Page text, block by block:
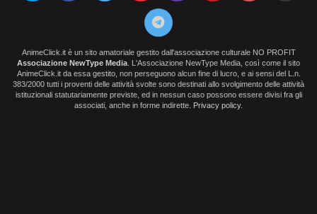
AnimeClick.it è un sito amatoriale gestito dall'associazione culturale NO PROFIT
Associazione NewType Media . L'Associazione NewType Media, così come il sito
AnimeClick.it da essa gestito, non perseguono alcun fine di lucro, e ai sensi del L.n.
383/2000 tutti i proventi delle attività svolte sono destinati allo svolgimento delle attività
istituzionali statutariamente previste, ed in nessun caso possono essere divisi fra gli
associati, anche in forme indirette. Privacy policy.